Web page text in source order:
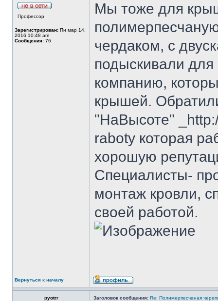
Профессор
Зарегистрирован: Пн мар 14,
2016 10:48 am
Сообщения: 76
Мы тоже для
чердаком, с
подыскивали
компанию,
крышей.
"НаВысоте"
raboty которая
хорошую
Специалисты-
монтаж кровли,
своей работой.
Вернуться к началу
pyotrr Заголовок сообщения: Re: Полимерпесчаная